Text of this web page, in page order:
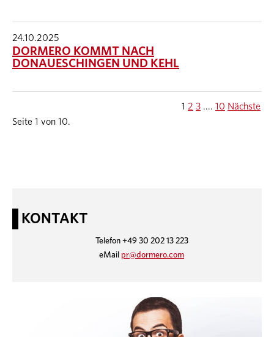
24.10.2025
DORMERO KOMMT NACH
DONAUESCHINGEN UND KEHL
Seite 1 von 10.
1 2 3 .... 10 Nächste
KONTAKT
Telefon +49 30 202 13 223
eMail pr@dormero.com